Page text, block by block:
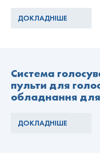
ДОКЛАДНІШЕ
Система
пульти для
обладнання
ДОКЛАДНІШЕ